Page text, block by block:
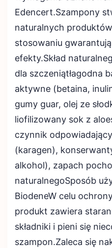
Edencert.Szampony
naturalnych
stosowaniu
efekty.Skład
dla szczeniątłagodna
aktywne (betaina,
gumy guar, olej ze
liofilizowany sok z
czynnik
(karagen),
alkohol), zapach
naturalnegoSposób
BiodeneW celu
produkt zawiera
składniki i pieni się
szampon.Zaleca się